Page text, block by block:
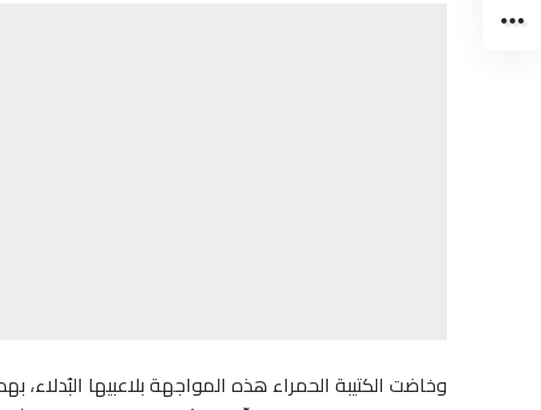
وخاضت الكتيبة الحمراء هذه المواجهة بلاعبيها